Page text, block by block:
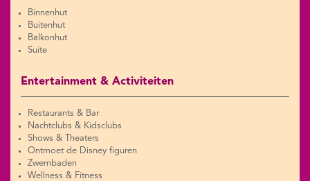
Binnenhut
Buitenhut
Balkonhut
Suite
Entertainment & Activiteiten
Restaurants & Bar
Nachtclubs & Kidsclubs
Shows & Theaters
Ontmoet de Disney figuren
Zwembaden
Wellness & Fitness